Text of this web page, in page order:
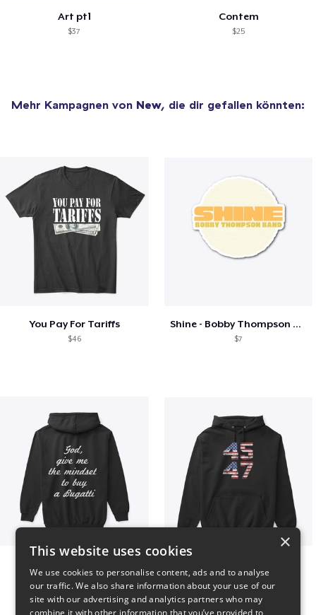
Art pt1
$37
Contem
$25
Mehr Kampagnen von New, die dir gefallen könnten:
You Pay For Tariffs
$46
Shine - Bobby Thompson Band Merch
$7
×
This website uses cookies
We use cookies to personalise content, ads and to analyse
our traffic. We also share information about your use of our
site with our advertising and analytics partners who may
combine it with other information that you’ve provided to